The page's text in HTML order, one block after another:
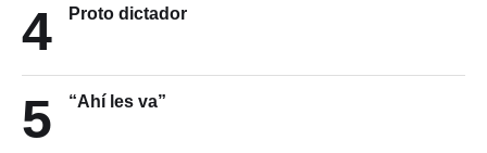
4 Proto dictador
5 “Ahí les va”